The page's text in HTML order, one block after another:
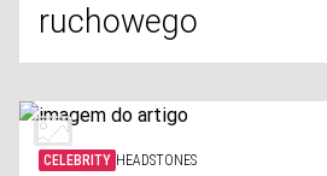
ruchowego
CELEBRITY HEADSTONES